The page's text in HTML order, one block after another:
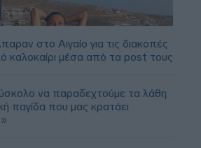
στο Αιγαίο για τις διακοπές
καλοκαίρι μέσα από τα post τους
να παραδεχτούμε τα λάθη
παγίδα που μας κρατάει